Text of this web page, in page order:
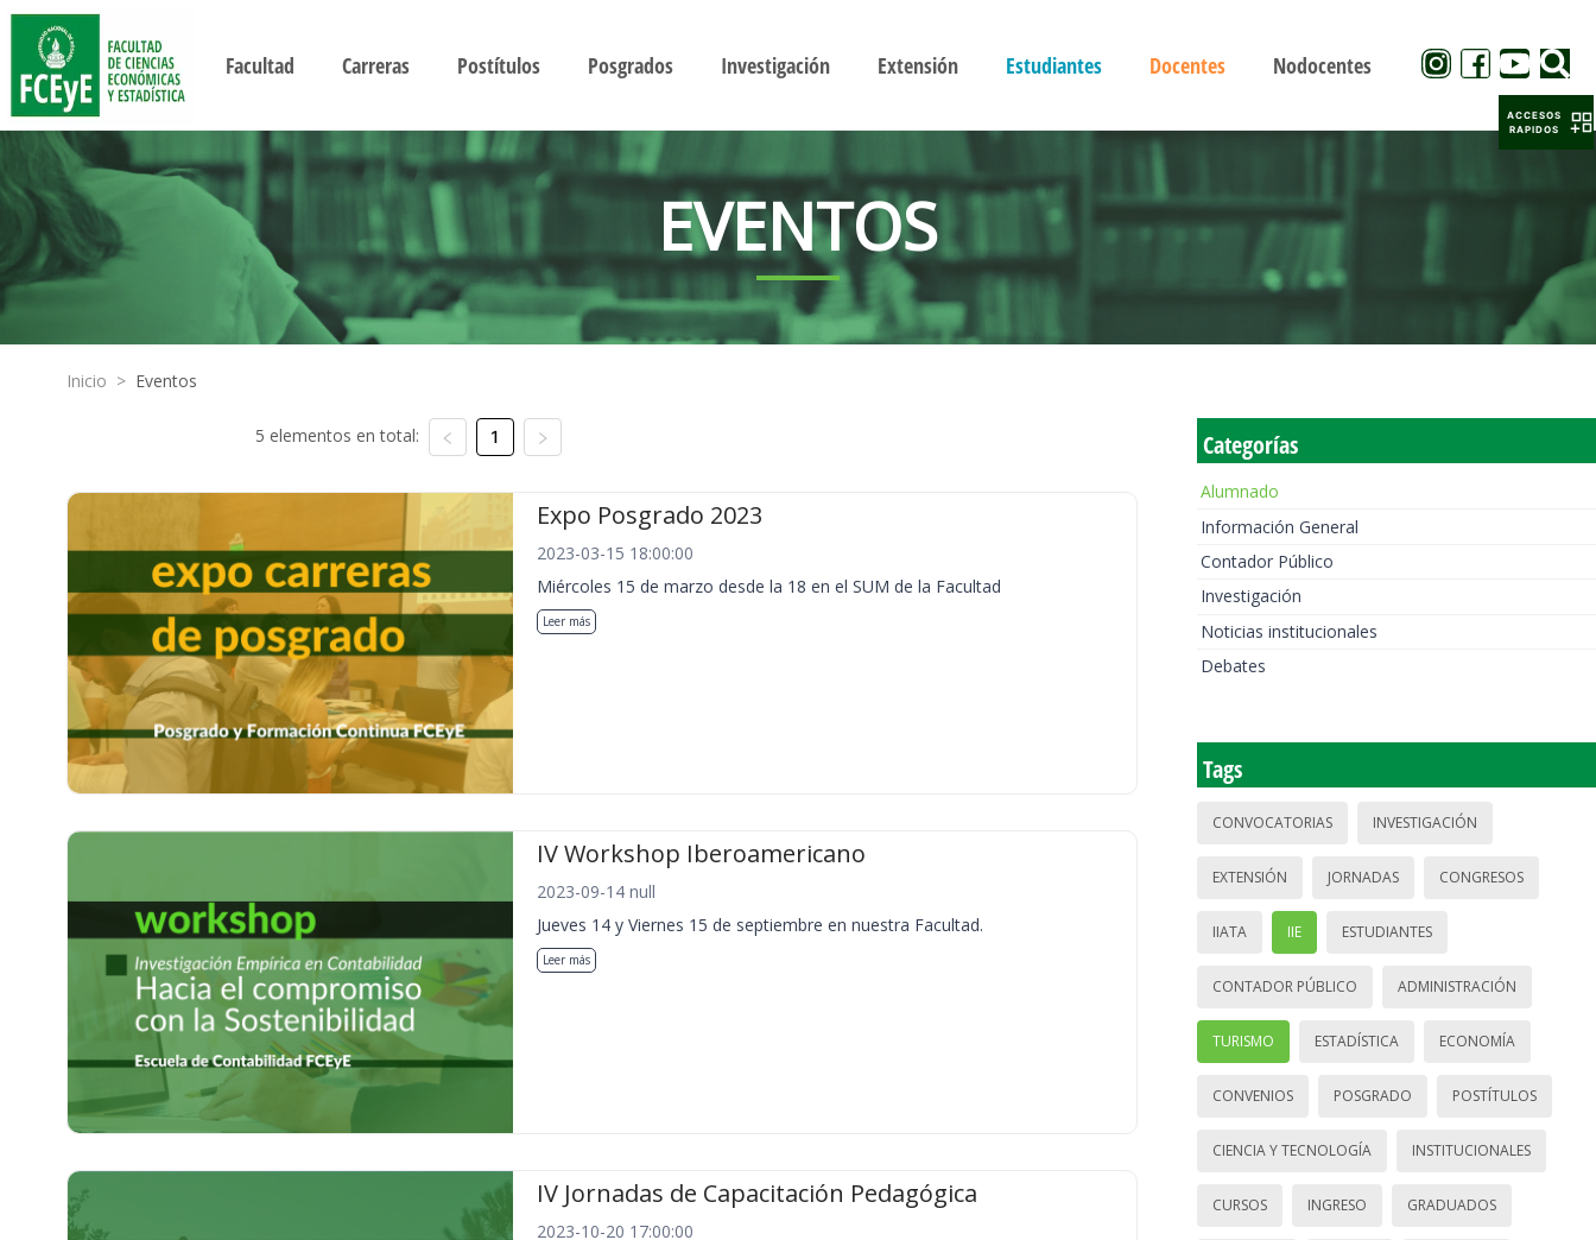
Facultad Carreras Postítulos Posgrados Investigación Extensión Estudiantes Docentes Nodocentes
EVENTOS
Inicio > Eventos
5 elementos en total: 1
Expo Posgrado 2023
2023-03-15 18:00:00
Miércoles 15 de marzo desde la 18 en el SUM de la Facultad
Leer más
IV Workshop Iberoamericano
2023-09-14 null
Jueves 14 y Viernes 15 de septiembre en nuestra Facultad.
Leer más
IV Jornadas de Capacitación Pedagógica
2023-10-20 17:00:00
Categorías
Alumnado
Información General
Contador Público
Investigación
Noticias institucionales
Debates
Tags
CONVOCATORIAS INVESTIGACIÓN
EXTENSIÓN JORNADAS CONGRESOS
IIATA IIE ESTUDIANTES
CONTADOR PÚBLICO ADMINISTRACIÓN
TURISMO ESTADÍSTICA ECONOMÍA
CONVENIOS POSGRADO POSTÍTULOS
CIENCIA Y TECNOLOGÍA INSTITUCIONALES
CURSOS INGRESO GRADUADOS
ACCESOS
RAPIDOS